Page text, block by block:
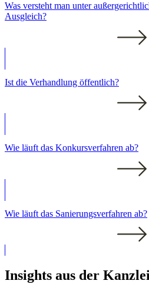
Was versteht man unter
Ausgleich?
Ist die Verhandlung öffentlich?
Wie läuft das Konkursverfahren ab?
Wie läuft das Sanierungsverfahren ab?
Insights aus der